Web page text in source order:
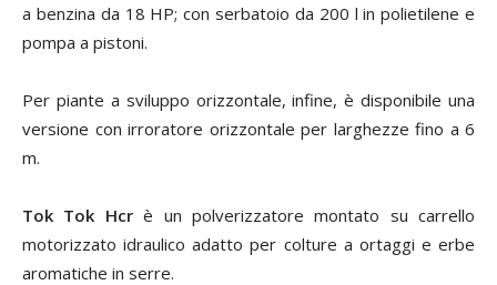
a benzina da 18 HP; con serbatoio da 200 l in polietilene e
pompa a pistoni.
Per piante a sviluppo orizzontale, infine, è disponibile una
versione con irroratore orizzontale per larghezze fino a 6
m.
Tok Tok Hcr è un polverizzatore montato su carrello
motorizzato idraulico adatto per colture a ortaggi e erbe
aromatiche in serre.